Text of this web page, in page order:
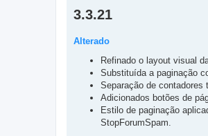
3.3.21
Alterado
Refinado o layout visual
Substituída a paginação
Separação de contadores
Adicionados botões de
Estilo de paginação
StopForumSpam.